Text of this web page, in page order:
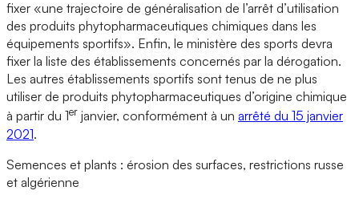
fixer «une trajectoire de généralisation de l’arrêt d’utilisation
des produits phytopharmaceutiques chimiques dans les
équipements sportifs». Enfin, le ministère des sports devra
fixer la liste des établissements concernés par la dérogation.
Les autres établissements sportifs sont tenus de ne plus
utiliser de produits phytopharmaceutiques d’origine chimique
à partir du 1er janvier, conformément à un arrêté du 15 janvier
2021.
Semences et plants : érosion des surfaces, restrictions russe
et algérienne